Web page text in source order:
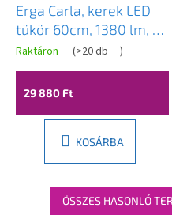
Erga Carla, kerek LED
tükör 60cm, 1380 lm, 3
világos szín, ERG-V01-
208-6060
A
értékelése
5-
Raktáron (>20 db )
29 880 Ft
KOSÁRBA
ÖSSZES HASONLÓ